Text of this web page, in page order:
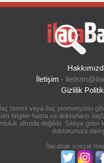
İletişim -
Gizlilik
temini veya ilaç promosyonu
bilgiler hasta ve doktorların
altında değildir. Siteye giren
doktorunuza
İlacabak sosyal